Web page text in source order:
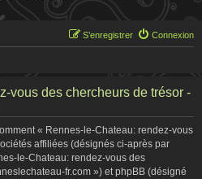
Connexion
S’enregistrer
vous des chercheurs de trésor -
« Rennes-le-Chateau: rendez-vous
affiliées (désignés ci-après par
le-Chateau: rendez-vous des
fr.com ») et phpBB (désigné